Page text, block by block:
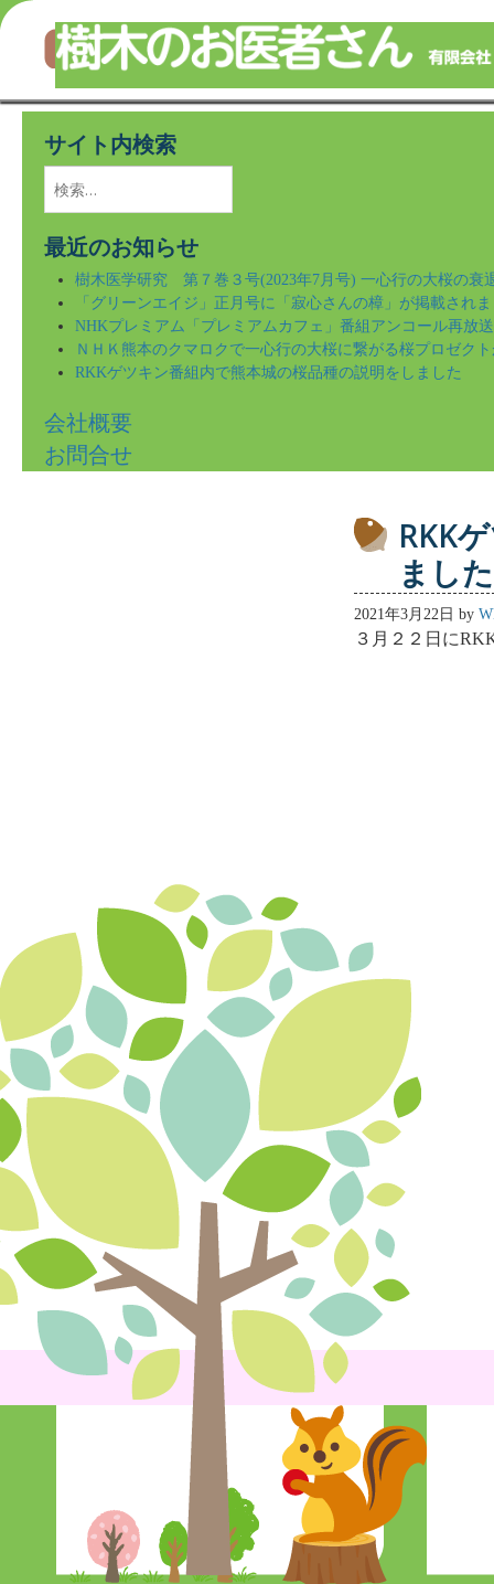
Skip
サイト内検索
索:
最近のお知らせ
樹木医学研究 第７巻３号(2023年7月号) 一心行の大桜の衰
「グリーンエイジ」正月号に「寂心さんの樟」が掲載され
NHKプレミアム「プレミアムカフェ」番組アンコール再放
ＮＨＫ熊本のクマロクで一心行の大桜に繋がる桜プロゼク
RKKゲツキン番組内で熊本城の桜品種の説明をしました
会社概要
お問合せ
RKK
ました
2021年3月22日 by
３月２２日に